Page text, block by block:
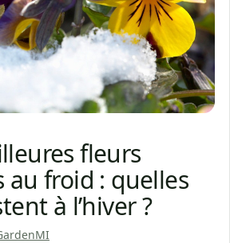
fleurs
au froid : quelles
à l’hiver ?